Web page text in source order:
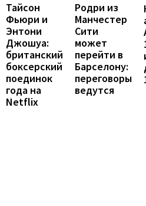
Тайсон
Фьюри и
Энтони
Джошуа:
британский
боксерский
поединок
года на
Netflix
Родри из
Манчестер
Сити
может
перейти в
Барселону:
переговоры
ведутся